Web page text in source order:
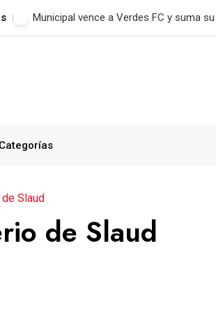
Jorge Vega conquista su quinto oro y
Categorías
Slaud
de Slaud